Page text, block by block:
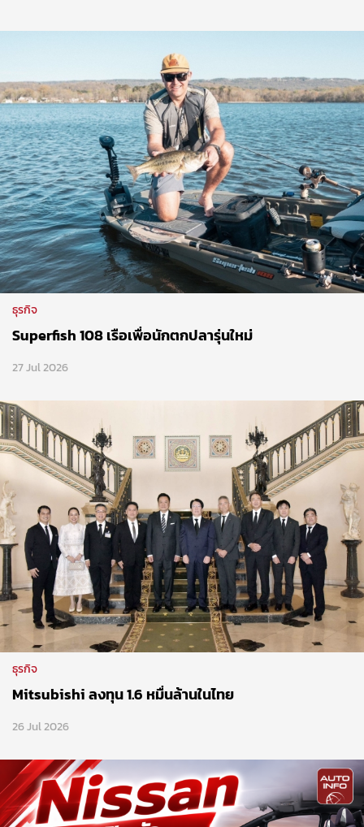
ธุรกิจ
Superfish 108 เรือเพื่อนักตกปลารุ่นใหม่
27 Jul 2026
ธุรกิจ
Mitsubishi ลงทุน 1.6 หมื่นล้านในไทย
26 Jul 2026